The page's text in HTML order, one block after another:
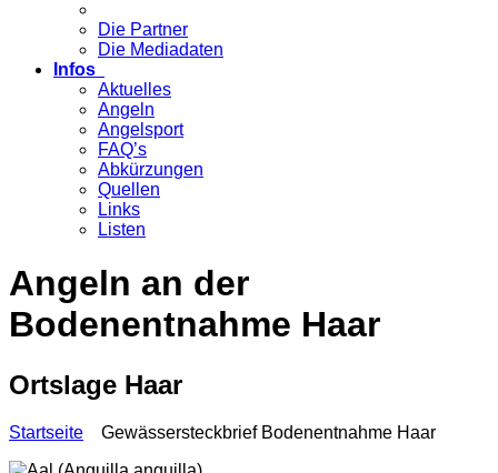
Die Partner
Die Mediadaten
Infos
Aktuelles
Angeln
Angelsport
FAQ’s
Abkürzungen
Quellen
Links
Listen
Angeln an der
Bodenentnahme Haar
Ortslage Haar
Startseite Gewässersteckbrief Bodenentnahme Haar